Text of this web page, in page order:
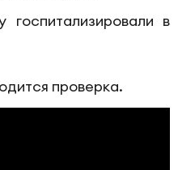
госпитализировали в
проверка.